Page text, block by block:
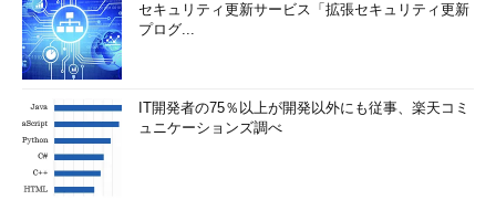
セキュリティ更新サービス「拡張セキュリティ更新
プログ...
IT開発者の75％以上が開発以外にも従事、楽天コミ
ュニケーションズ調べ